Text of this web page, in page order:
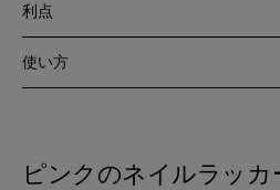
利点
使い方
ピンクのネイルラッカ